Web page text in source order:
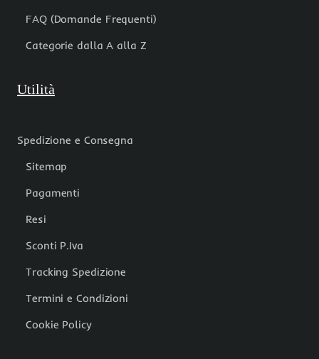
FAQ (Domande Frequenti)
Categorie dalla A alla Z
Utilità
Spedizione e Consegna
Sitemap
Pagamenti
Resi
Sconti P.Iva
Tracking Spedizione
Termini e Condizioni
Cookie Policy